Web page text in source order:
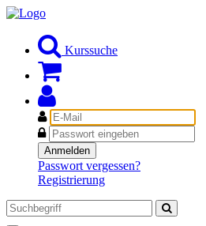
Kurssuche
E-
Mail
Passwort
Anmelden
Passwort vergessen?
Registrierung